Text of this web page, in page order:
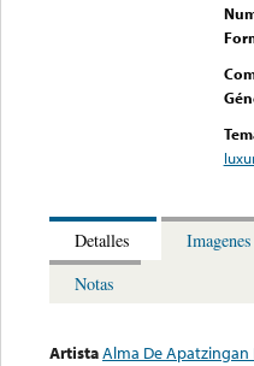
Detalles
Imagenes
Notas
ArtistaAlma De Apatzingan